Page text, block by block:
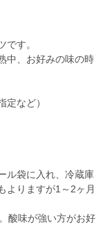
す。
中、お好みの味の時
など）
ル袋に入れ、冷蔵庫
よりますが1～2ヶ月
酸味が強い方がお好